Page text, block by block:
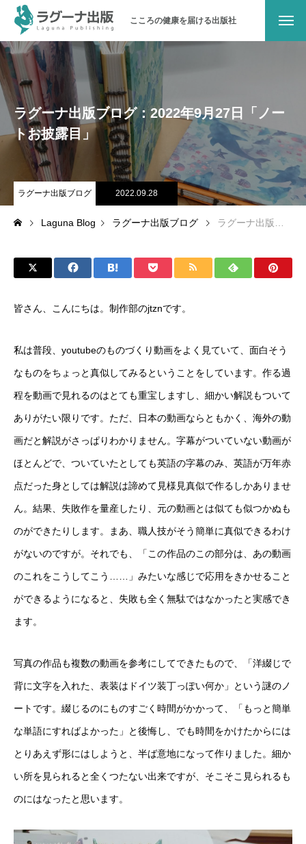
こころの健康を届ける出版社
ラグーナ出版について
メッセージ
会社概要
沿革
地域とのつながり
パブリシティ
お問い合わせ
就労継続支援A型
シナプスの笑いとは
シナプスの笑いバックナンバー
ラグーナ製本工房
ラグーナのほんだな
電子書籍
PickUp商品
中井久夫と考える患者シリーズ 特別手製本 全4巻セット
について
名刺で取り組むSDGsについて
WHOピアサポート（日本語訳）
ラグーナ出版ブログ：2022年9月27日「ノー
トお披露目」
ラグーナ出版ブログ 2022.09.28
Laguna Blog ラグーナ出版ブログ ラグーナ出版ブログ：2022年9月27日「ノートお披露目」
皆さん、こんにちは。制作部のjtznです。
私は普段、youtubeのものづくり動画をよく見ていて、面白そう
なものをちょっと真似してみるということをしています。作る過
程を動画で見れるのはとても重宝しますし、細かい解説もついて
ありがたい限りです。ただ、日本の動画ならともかく、海外の動
画だと解説がさっぱりわかりません。字幕がついていない動画が
ほとんどで、ついていたとしても英語の字幕のみ、英語が万年赤
点だった身としては解説は諦めて見様見真似で作るしかありませ
ん。結果、失敗作を量産したり、元の動画とは似ても似つかぬも
のができたりします。まあ、職人技がそう簡単に真似できるわけ
がないのですが。それでも、「この作品のこの部分は、あの動画
のこれをこうしてこう……」みたいな感じで応用をきかせること
ができるようになると、失敗も全く無駄ではなかったと実感でき
ます。
写真の作品も複数の動画を参考にしてできたもので、「洋綴じで
背に文字を入れた、表装はドイツ装丁っぽい何か」という謎のノ
ートです。綴じるのにものすごく時間がかかって、「もっと簡単
な単語にすればよかった」と後悔し、でも時間をかけたからには
とりあえず形にはしようと、半ば意地になって作りました。細か
い所を見られると全くつたない出来ですが、そこそこ見られるも
のにはなったと思います。